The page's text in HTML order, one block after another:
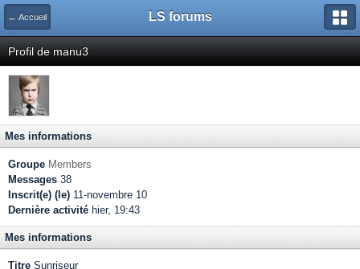
← Accueil LS forums
Profil de manu3
Mes informations
Groupe Members
Messages 38
Inscrit(e) (le) 11-novembre 10
Dernière activité hier, 19:43
Mes informations
Titre Sunriseur